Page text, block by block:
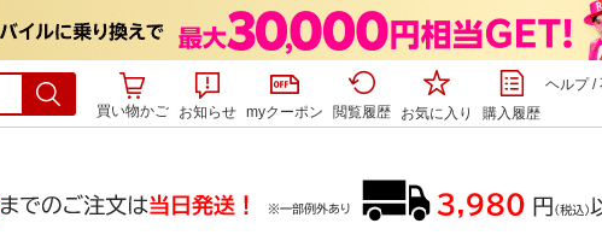
買い物かご
お知らせ myクーポン 閲覧履歴 お気に入り 購入履歴
ヘルプ/